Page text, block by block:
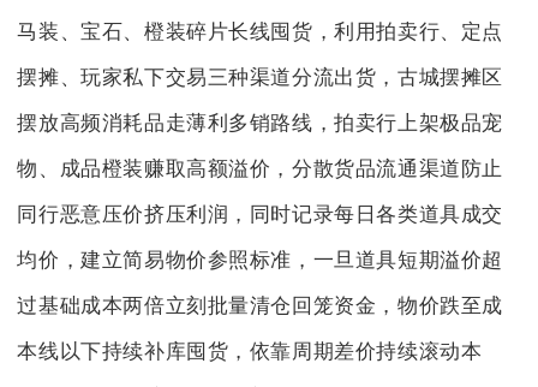
马装、宝石、橙装碎片长线囤货，利用拍卖行、定点
摆摊、玩家私下交易三种渠道分流出货，古城摆摊区
摆放高频消耗品走薄利多销路线，拍卖行上架极品宠
物、成品橙装赚取高额溢价，分散货品流通渠道防止
同行恶意压价挤压利润，同时记录每日各类道具成交
均价，建立简易物价参照标准，一旦道具短期溢价超
过基础成本两倍立刻批量清仓回笼资金，物价跌至成
本线以下持续补库囤货，依靠周期差价持续滚动本